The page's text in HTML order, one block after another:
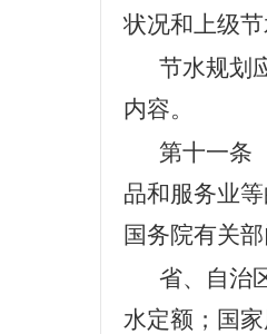
状况和上级
节水规划
内容。
第十一条
品和服务业
国务院有关
省、自治
水定额；国